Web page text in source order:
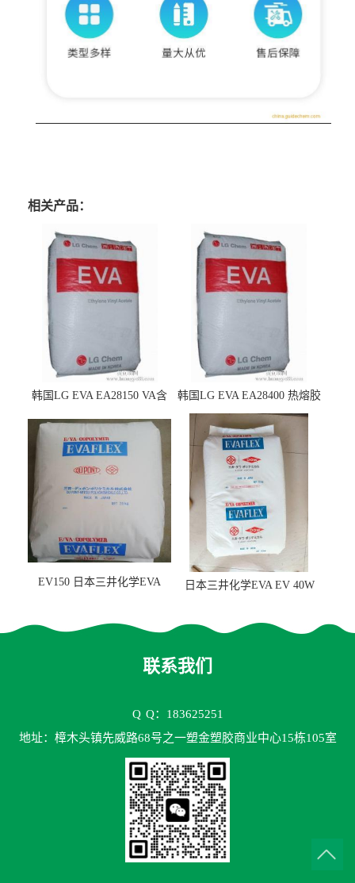
相关产品：
韩国LG EVA EA28150 VA含
韩国LG EVA EA28400 热熔胶
级 VA含量28 熔指400
EV150 日本三井化学EVA
日本三井化学EVA EV 40W
联系我们
Q Q：183625251
地址：樟木头镇先威路68号之一塑金塑胶商业中心15栋105室